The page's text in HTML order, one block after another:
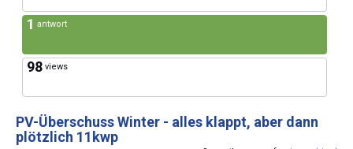
1 antwort
98 views
PV-Überschuss Winter - alles klappt, aber dann
plötzlich 11kwp